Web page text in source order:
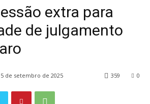
extra para
de julgamento
5 de setembro de 2025 0
359